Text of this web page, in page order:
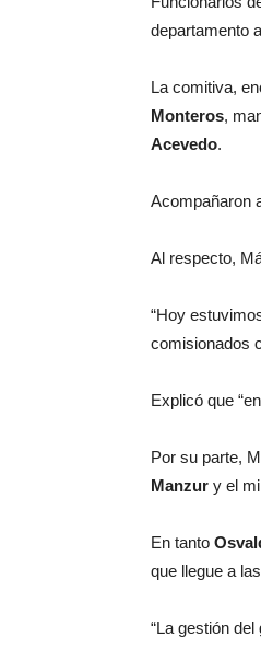
departamento
La comitiva,
Monteros,
Acevedo.
Acompañaron
Al respecto,
“Hoy
comisionados
Explicó que
Por su parte,
Manzur y el
En tanto
que llegue a
“La gestión